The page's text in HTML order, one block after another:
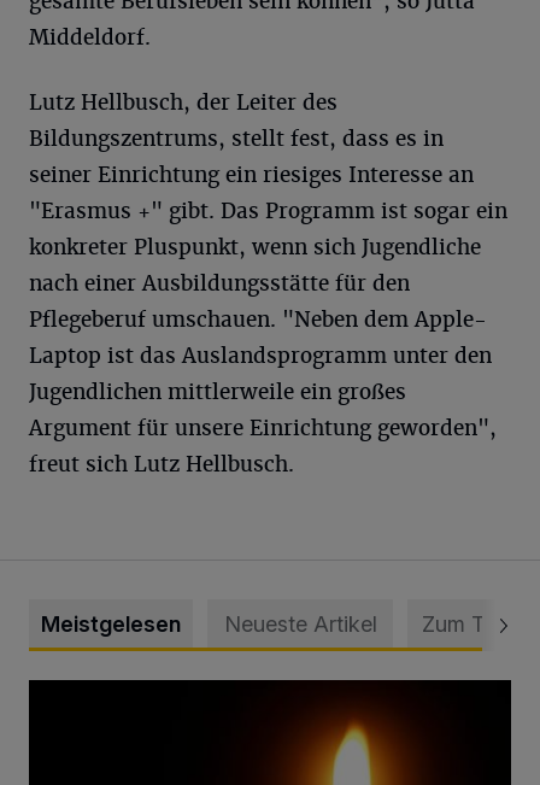
Middeldorf.
Lutz Hellbusch, der Leiter des
Bildungszentrums, stellt fest, dass es in
seiner Einrichtung ein riesiges Interesse an
"Erasmus +" gibt. Das Programm ist sogar ein
konkreter Pluspunkt, wenn sich Jugendliche
nach einer Ausbildungsstätte für den
Pflegeberuf umschauen. "Neben dem Apple-
Laptop ist das Auslandsprogramm unter den
Jugendlichen mittlerweile ein großes
Argument für unsere Einrichtung geworden",
freut sich Lutz Hellbusch.
Meistgelesen Neueste Artikel Zum Thema